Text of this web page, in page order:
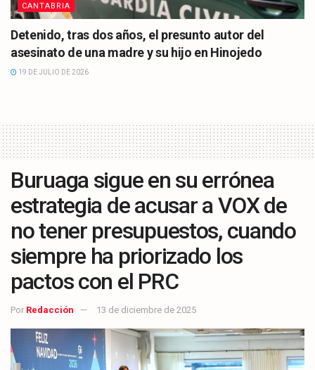
CANTABRIA
Detenido, tras dos años, el presunto autor del
asesinato de una madre y su hijo en Hinojedo
19 DE JULIO DE 2026
Buruaga sigue en su errónea
estrategia de acusar a VOX de
no tener presupuestos, cuando
siempre ha priorizado los
pactos con el PRC
Por Redacción 13 de diciembre de 2025